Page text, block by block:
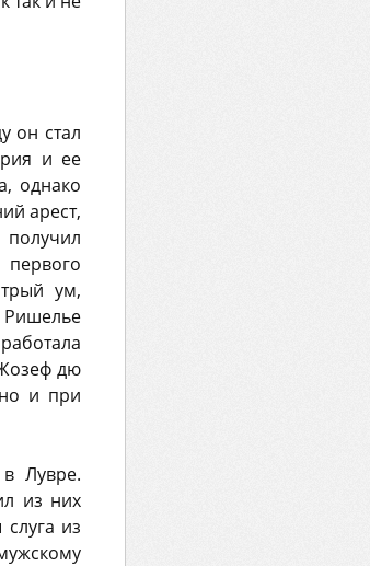
он стал
и ее
однако
арест,
ум,
Ришелье
дю
и при
Лувре.
из них
из